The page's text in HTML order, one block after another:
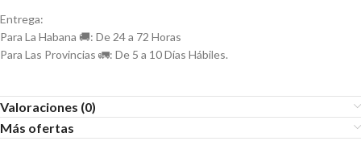
Entrega:
Para La Habana 🚚: De 24 a 72 Horas
Para Las Provincias 🚛: De 5 a 10 Días Hábiles.
Valoraciones (0)
Más ofertas